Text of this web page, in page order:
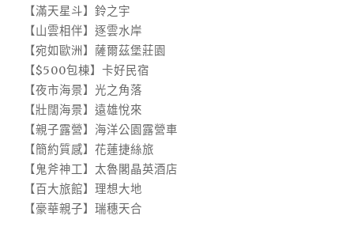
【滿天星斗】鈴之宇
【山雲相伴】逐雲水岸
【宛如歐洲】薩爾茲堡莊園
【$500包棟】卡好民宿
【夜市海景】光之角落
【壯闊海景】遠雄悅來
【親子露營】海洋公園露營車
【簡約質感】花蓮捷絲旅
【鬼斧神工】太魯閣晶英酒店
【百大旅館】理想大地
【豪華親子】瑞穗天合